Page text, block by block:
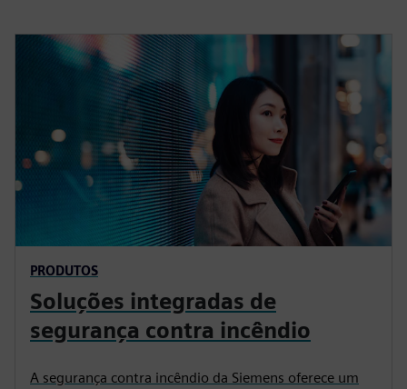
PRODUTOS
Soluções integradas de
segurança contra incêndio
A segurança contra incêndio da Siemens oferece um